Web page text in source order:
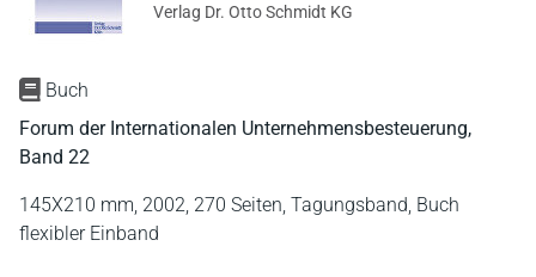
Buch
Forum der Internationalen Unternehmensbesteuerung,
Band 22
145X210 mm, 2002, 270 Seiten, Tagungsband, Buch
flexibler Einband
Verlag Dr. Otto Schmidt KG